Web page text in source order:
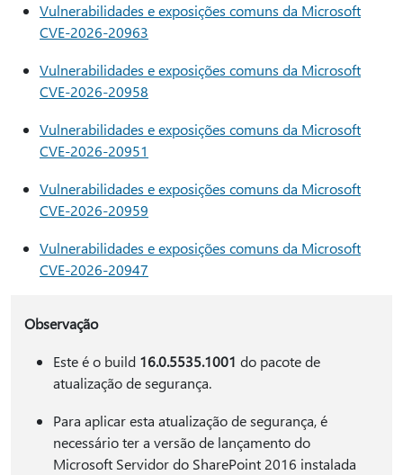
Vulnerabilidades e exposições comuns da Microsoft
CVE-2026-20963
Vulnerabilidades e exposições comuns da Microsoft
CVE-2026-20958
Vulnerabilidades e exposições comuns da Microsoft
CVE-2026-20951
Vulnerabilidades e exposições comuns da Microsoft
CVE-2026-20959
Vulnerabilidades e exposições comuns da Microsoft
CVE-2026-20947
Observação
Este é o build 16.0.5535.1001 do pacote de
atualização de segurança.
Para aplicar esta atualização de segurança, é
necessário ter a versão de lançamento do
Microsoft Servidor do SharePoint 2016 instalada